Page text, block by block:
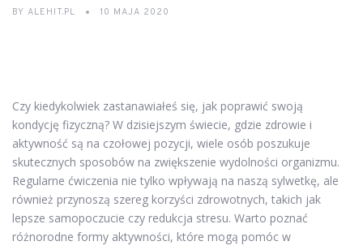
BY ALEHIT.PL 10 MAJA 2020
Czy kiedykolwiek zastanawiałeś się, jak poprawić swoją
kondycję fizyczną? W dzisiejszym świecie, gdzie zdrowie i
aktywność są na czołowej pozycji, wiele osób poszukuje
skutecznych sposobów na zwiększenie wydolności organizmu.
Regularne ćwiczenia nie tylko wpływają na naszą sylwetkę, ale
również przynoszą szereg korzyści zdrowotnych, takich jak
lepsze samopoczucie czy redukcja stresu. Warto poznać
różnorodne formy aktywności, które mogą pomóc w